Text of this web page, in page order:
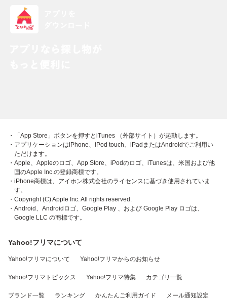
・「App Store」ボタンを押すとiTunes （外部サイト）が起動します。
・アプリケーションはiPhone、iPod touch、iPadまたはAndroidでご利用い
ただけます。
・Apple、Appleのロゴ、App Store、iPodのロゴ、iTunesは、米国および他
国のApple Inc.の登録商標です。
・iPhone商標は、アイホン株式会社のライセンスに基づき使用されていま
す。
・Copyright (C) Apple Inc. All rights reserved.
・Android、Androidロゴ、Google Play 、および Google Play ロゴは、
Google LLC の商標です。
Yahoo!フリマについて
Yahoo!フリマについて Yahoo!フリマからのお知らせ
Yahoo!フリマトピックス Yahoo!フリマ特集 カテゴリ一覧
ブランド一覧 ランキング かんたんご利用ガイド メール通知設定